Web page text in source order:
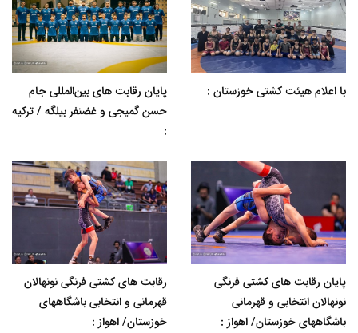
با اعلام هیئت کشتی خوزستان :
پایان رقابت های بین‌المللی جام
حسن گمیجی و غضنفر بیلگه / ترکیه
:
پایان رقابت های کشتی فرنگی
نونهالان انتخابی و قهرمانی
باشگاههای خوزستان/ اهواز :
رقابت های کشتی فرنگی نونهالان
قهرمانی و انتخابی باشگاههای
خوزستان/ اهواز :